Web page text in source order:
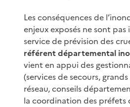
Les conséquences de
enjeux exposés ne sont
service de prévision des
référent départemental
vient en appui des
(services de secours,
réseau, conseils
la coordination des préfets